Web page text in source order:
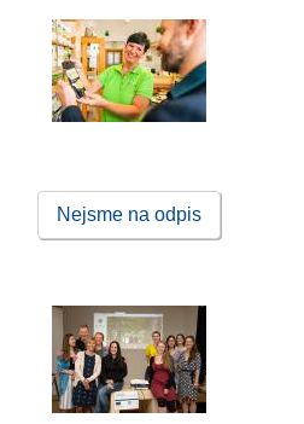
Nejsme na odpis